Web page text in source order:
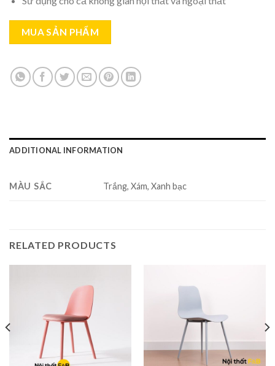
MUA SẢN PHẨM
ADDITIONAL INFORMATION
MÀU SẮC Trắng, Xám, Xanh bạc
RELATED PRODUCTS